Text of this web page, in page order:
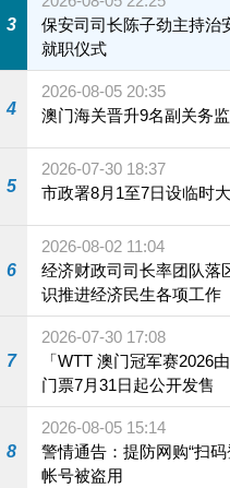
3
保安司司长陈子劲主持治
就职仪式
4
2026-08-05 20:35
澳门海关晋升9名副关务
5
2026-07-30 18:37
市政署8月1至7日设临时
6
2026-08-02 11:04
经济财政司司长率团队落
识推进经济民生各项工作
7
2026-07-30 17:08
「WTT 澳门冠军赛2026
门票7月31日起公开发售
8
2026-08-05 15:14
警情通告：提防网购“扫
帐号被盗用